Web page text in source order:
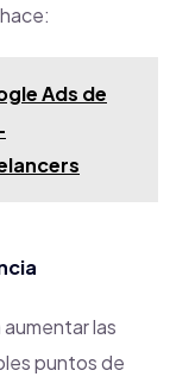
Ads de
las
puntos de